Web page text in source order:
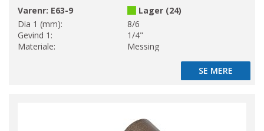
Varenr: E63-9
Lager (24)
Dia 1 (mm):
8/6
Gevind 1:
1/4"
Materiale:
Messing
SE MERE
SE MERE